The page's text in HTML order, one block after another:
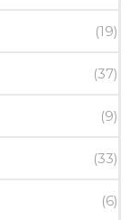
(19)
(37)
(9)
(33)
(6)